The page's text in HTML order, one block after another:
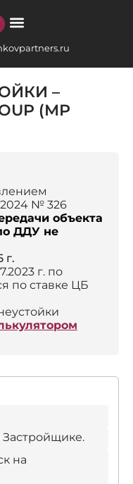
–
(МР
№ 326
объекта
ДДУ не
г.
г. по
по ставке ЦБ
на